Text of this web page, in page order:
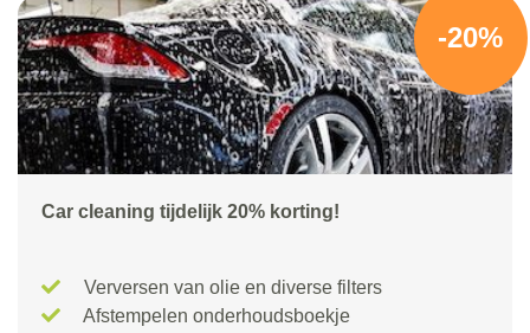
-20%
Car cleaning tijdelijk 20% korting!
Verversen van olie en diverse filters
Afstempelen onderhoudsboekje